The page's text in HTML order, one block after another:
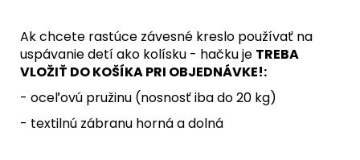
Ak chcete rastúce závesné kreslo používať na
uspávanie detí ako kolísku - hačku je TREBA
VLOŽIŤ DO KOŠÍKA PRI OBJEDNÁVKE!:
- oceľovú pružinu (nosnosť iba do 20 kg)
- textilnú zábranu horná a dolná